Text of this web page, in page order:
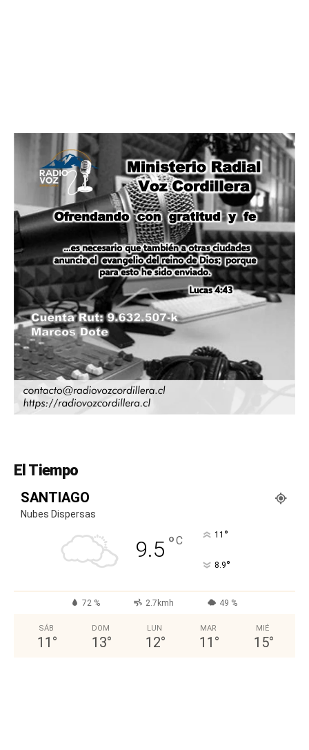
El Tiempo
SANTIAGO
Nubes Dispersas
9.5 °C 11 °
8.9°
72 % 2.7kmh 49 %
SÁB
11 °
DOM
13°
LUN
12°
MAR
11 °
MIÉ
15°